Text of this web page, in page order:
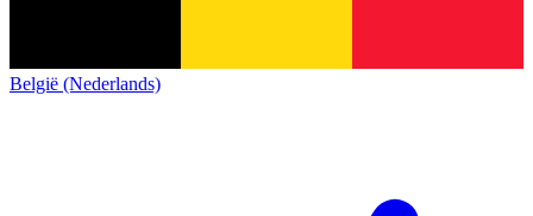
België (Nederlands)